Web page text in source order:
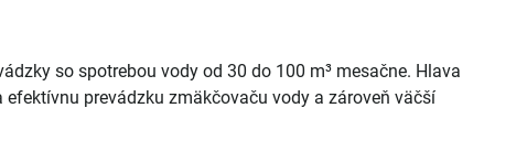
so spotrebou vody od 30 do 100 m³ mesačne. Hlava
prevádzku zmäkčovaču vody a zároveň väčší